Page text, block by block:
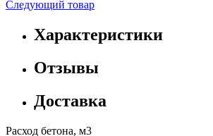
Следующий товар
Характеристики
Отзывы
Доставка
Расход бетона, м3